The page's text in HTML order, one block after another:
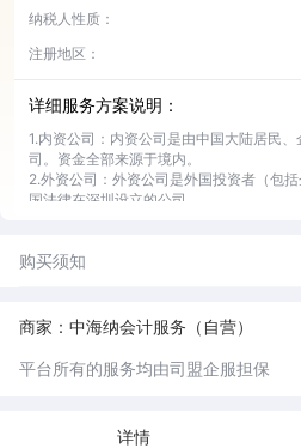
纳税人性质：
注册地区：
详细服务方案说明：
1.内资公司：内资公司是由中国大陆居民
司。资金全部来源于境内。
2.外资公司：外资公司是外国投资者（包
国法律在深圳设立的公司。
4.可开票地址：在广州，税务部门对于企
动真实、稳定，便于税务部门对企业的开
营的公司，相对成本较低。
6.小规模纳税人：小规模纳税人是指年应
（目前是 500 万元），并且会计核算不健
税额、进项税额和应纳税额的增值税纳税人
7.一般纳税人：一般纳税人是指年应征增
购买须知
商家：中海纳会计服务（自营）
平台所有的服务均由司盟企服担保
详情